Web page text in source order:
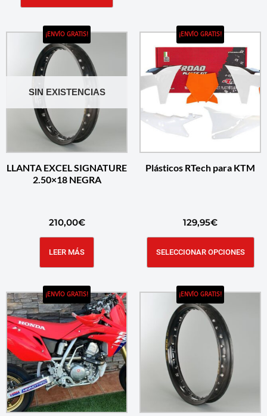
SIN EXISTENCIAS
¡ENVÍO GRATIS!
LLANTA EXCEL SIGNATURE
2.50×18 NEGRA
210,00€
LEER MÁS
¡ENVÍO GRATIS!
Plásticos RTech para KTM
129,95€
SELECCIONAR OPCIONES
¡ENVÍO GRATIS! ¡ENVÍO GRATIS!